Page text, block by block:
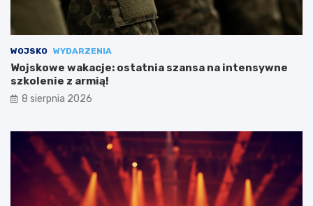
WOJSKO WYDARZENIA
Wojskowe wakacje: ostatnia szansa na intensywne
szkolenie z armią!
8 sierpnia 2026